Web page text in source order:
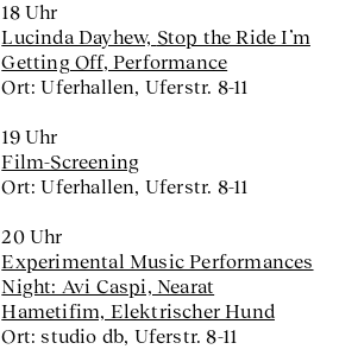
18 Uhr
Lucinda Dayhew, Stop the Ride I’m
Getting Off, Performance
Ort: Uferhallen, Uferstr. 8-11
19 Uhr
Film-Screening
Ort: Uferhallen, Uferstr. 8-11
20 Uhr
Experimental Music Performances
Night: Avi Caspi, Nearat
Hametifim, Elektrischer Hund
Ort: studio db, Uferstr. 8-11